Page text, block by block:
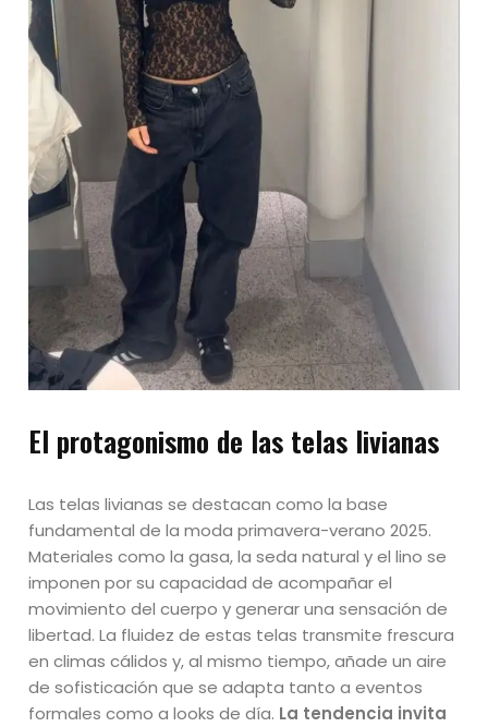
El protagonismo de las telas livianas
Las telas livianas se destacan como la base
fundamental de la moda primavera-verano 2025.
Materiales como la gasa, la seda natural y el lino se
imponen por su capacidad de acompañar el
movimiento del cuerpo y generar una sensación de
libertad. La fluidez de estas telas transmite frescura
en climas cálidos y, al mismo tiempo, añade un aire
de sofisticación que se adapta tanto a eventos
formales como a looks de día. La tendencia invita